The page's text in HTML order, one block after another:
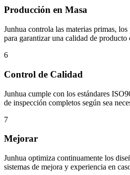
Producción en Masa
Junhua controla las materias primas,
para garantizar una calidad de producto
6
Control de Calidad
Junhua cumple con los estándares
de inspección completos según sea
7
Mejorar
Junhua optimiza continuamente los
sistemas de mejora y experiencia en